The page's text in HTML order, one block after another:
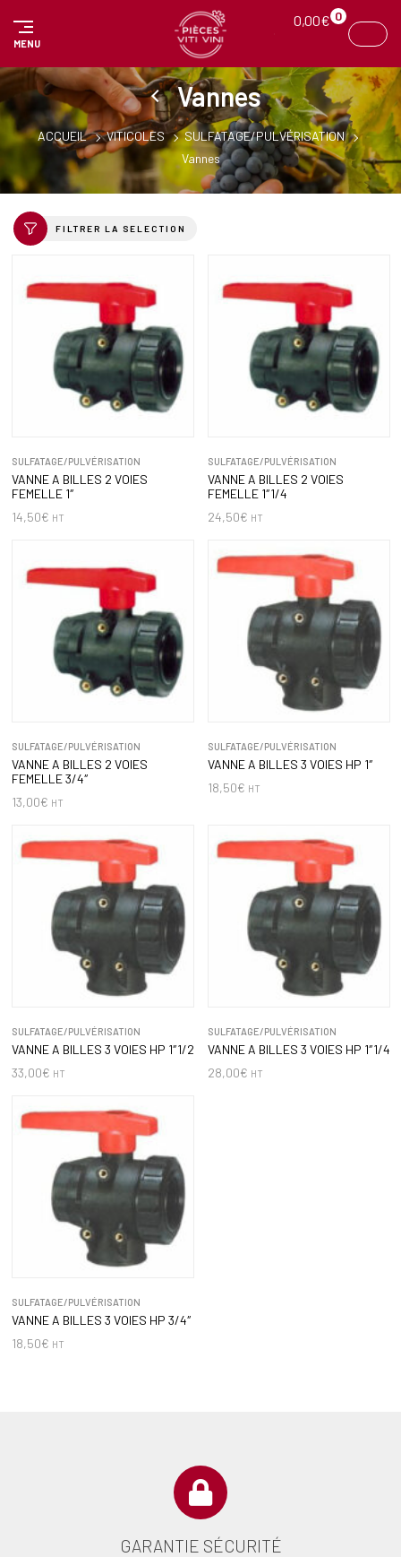
MENU
0,00€ 0
Vannes
ACCUEIL VITICOLES
SULFATAGE/PULVÉRISATION
Vannes
FILTRER LA SELECTION
SULFATAGE/PULVÉRISATION
VANNE A BILLES 2 VOIES
FEMELLE 1″
14,50€ HT
SULFATAGE/PULVÉRISATION
VANNE A BILLES 2 VOIES
FEMELLE 1″1/4
24,50€ HT
SULFATAGE/PULVÉRISATION
VANNE A BILLES 2 VOIES
FEMELLE 3/4″
13,00€ HT
SULFATAGE/PULVÉRISATION
VANNE A BILLES 3 VOIES HP 1″
18,50€ HT
SULFATAGE/PULVÉRISATION
VANNE A BILLES 3 VOIES HP 1″1/2
33,00€ HT
SULFATAGE/PULVÉRISATION
VANNE A BILLES 3 VOIES HP 1″1/4
28,00€ HT
SULFATAGE/PULVÉRISATION
VANNE A BILLES 3 VOIES HP 3/4″
18,50€ HT
GARANTIE SÉCURITÉ
Panneau de gestion des cookies